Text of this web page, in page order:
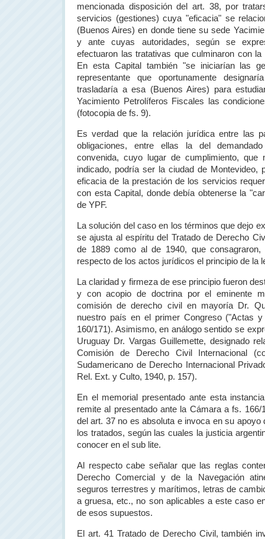
mencionada disposición del art. 38, por
servicios (gestiones) cuya "eficacia" se
(Buenos Aires) en donde tiene su sede
y ante cuyas autoridades, según se
efectuaron las tratativas que culminaron con
En esta Capital también "se iniciarían las
representante que oportunamente
trasladaría a esa (Buenos Aires) para
Yacimiento Petrolíferos Fiscales las
(fotocopia de fs. 9).
Es verdad que la relación jurídica entre las
obligaciones, entre ellas la del
convenida, cuyo lugar de cumplimiento, que
indicado, podría ser la ciudad de Montevideo,
eficacia de la prestación de los servicios
con esta Capital, donde debía obtenerse la
de YPF.
La solución del caso en los términos que dejo
se ajusta al espíritu del Tratado de Derecho
de 1889 como al de 1940, que consagraron,
respecto de los actos jurídicos el principio de la
La claridad y firmeza de ese principio fueron
y con acopio de doctrina por el eminente
comisión de derecho civil en mayoría Dr.
nuestro país en el primer Congreso ("Actas y
160/171). Asimismo, en análogo sentido se
Uruguay Dr. Vargas Guillemette, designado
Comisión de Derecho Civil Internacional
Sudamericano de Derecho Internacional
Rel. Ext. y Culto, 1940, p. 157).
En el memorial presentado ante esta
remite al presentado ante la Cámaraa fs. 166/
del art. 37 no es absoluta e invoca en su
los tratados, según las cuales la justicia
conocer en el sub lite.
Al respecto cabe señalar que las reglas
Derecho Comercial y de
la Navegación
seguros terrestres y marítimos, letras de
a gruesa, etc., no son aplicables a este caso
de esos supuestos.
El art. 41 Tratado de Derecho Civil, también